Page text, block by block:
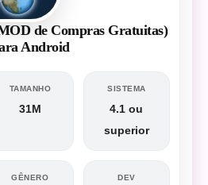
de Compras Gratuitas)
Android
TAMANHO
31M
SISTEMA
4.1 ou
superior
GÊNERO DEV